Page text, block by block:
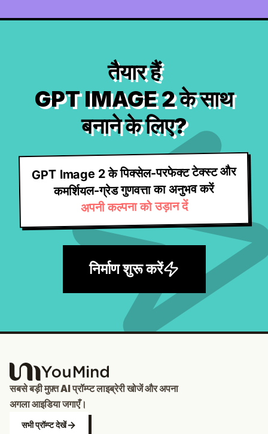
तैयार हैं
GPT IMAGE 2 के साथ
बनाने के लिए?
GPT Image 2 के पिक्सेल-परफेक्ट टेक्स्ट और
कमर्शियल-ग्रेड गुणवत्ता का अनुभव करें
अपनी कल्पना को उड़ान दें
निर्माण शुरू करें
सबसे बड़ी मुफ़्त AI प्रॉम्प्ट लाइब्रेरी खोजें और अपना
अगला आइडिया जगाएँ।
सभी प्रॉम्प्ट देखें